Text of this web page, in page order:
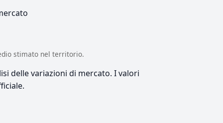
stimato nel territorio.
delle variazioni di mercato. I valori